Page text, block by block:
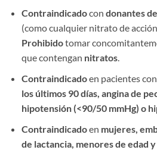
Contraindicado​ con ​ donantes
(como cualquier nitrato de
Prohibido tomar
que contengan ​ nitratos.
Contraindicado​ en pacientes con ​
los últimos 90 días, angina de
hipotensión (<90/50 mmHg) o
Contraindicado​ en ​ mujeres,
de lactancia, menores de edad